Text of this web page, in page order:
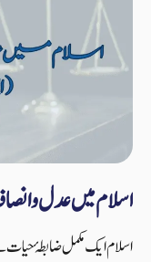
اسلام میں عدل و
اسلام ایک مکمل ضابطۂ حیات